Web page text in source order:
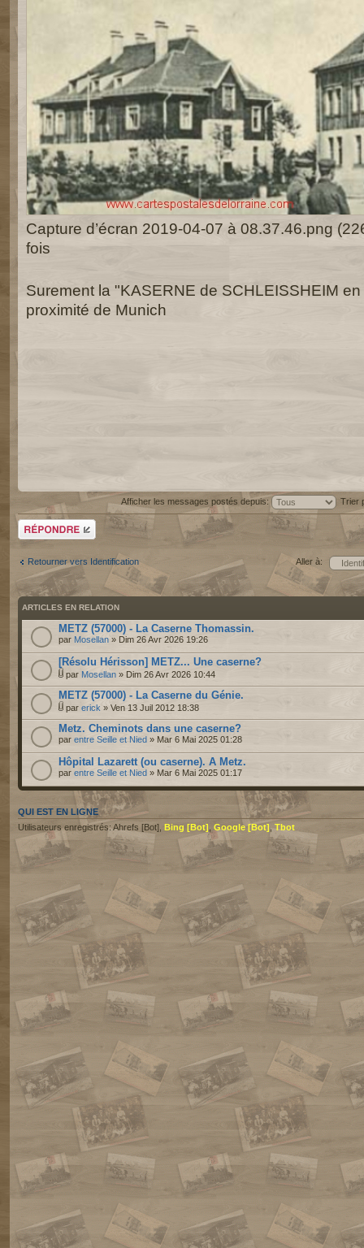
Capture d’écran 2019-04-07 à 08.37.46.png
fois
Surement la "KASERNE de SCHLEISSHEIM
proximité de Munich
Afficher les messages postés depuis: Trier
Répondre
Retourner vers Identification Aller à:
ARTICLES EN RELATION
METZ (57000) - La Caserne Thomassin.
par Mosellan » Dim 26 Avr 2026 19:26
[Résolu Hérisson] METZ... Une caserne?
par Mosellan » Dim 26 Avr 2026 10:44
METZ (57000) - La Caserne du Génie.
par erick » Ven 13 Juil 2012 18:38
Metz. Cheminots dans une caserne?
par entre Seille et Nied » Mar 6 Mai 2025 01:28
Hôpital Lazarett (ou caserne). A Metz.
par entre Seille et Nied » Mar 6 Mai 2025 01:17
QUI EST EN LIGNE
Utilisateurs enregistrés: Ahrefs [Bot], Bing [Bot] Google [Bot],Tbot